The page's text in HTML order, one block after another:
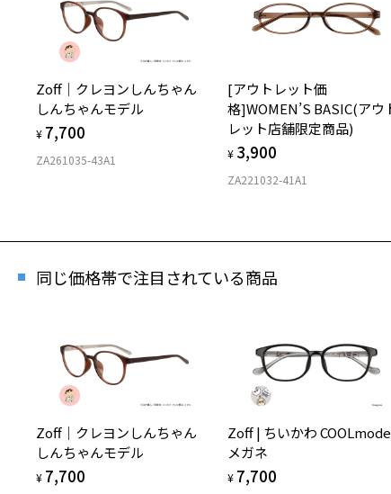
Zoff｜クレヨンしんちゃん
しんちゃんモデル
¥ 7,700
ZA261035-43A1
[アウトレット価
格]WOMEN’S BASIC(アウ
レット店舗限定商品)
¥ 3,900
ZA221032-41A1
同じ価格帯で注目されている商品
Zoff｜クレヨンしんちゃん
しんちゃんモデル
¥ 7,700
Zoff | ちいかわ
メガネ
¥ 7,700